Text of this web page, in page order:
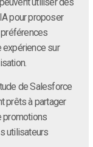
pour proposer
expérience sur
de Salesforce
prêts à partager
promotions
utilisateurs